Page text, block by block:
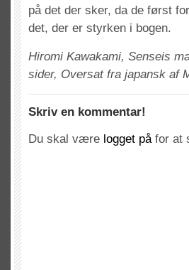
på det der sker, da de først
det, der er styrken i bogen.
Hiromi Kawakami, Senseis
sider, Oversat fra japansk af
Skriv en kommentar!
Du skal være logget påfor at